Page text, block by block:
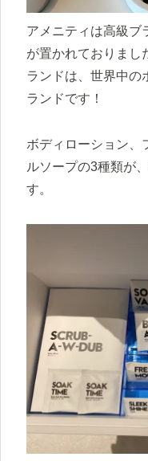
アメニティは高級ブ
が置かれておりまし
ランドは、世界中の
ランドです！
ボディローション、
ルソープの3種類が
す。